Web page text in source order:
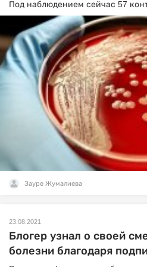
Под наблюдением сейчас 57
Зауре Жумалиева
23.08.2021
Блогер узнал о своей
болезни благодаря